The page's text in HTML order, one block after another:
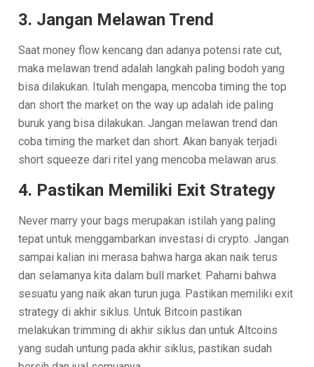
3. Jangan Melawan Trend
Saat money flow kencang dan adanya potensi rate cut,
maka melawan trend adalah langkah paling bodoh yang
bisa dilakukan. Itulah mengapa, mencoba timing the top
dan short the market on the way up adalah ide paling
buruk yang bisa dilakukan. Jangan melawan trend dan
coba timing the market dan short. Akan banyak terjadi
short squeeze dari ritel yang mencoba melawan arus.
4. Pastikan Memiliki Exit Strategy
Never marry your bags merupakan istilah yang paling
tepat untuk menggambarkan investasi di crypto. Jangan
sampai kalian ini merasa bahwa harga akan naik terus
dan selamanya kita dalam bull market. Pahami bahwa
sesuatu yang naik akan turun juga. Pastikan memiliki exit
strategy di akhir siklus. Untuk Bitcoin pastikan
melakukan trimming di akhir siklus dan untuk Altcoins
yang sudah untung pada akhir siklus, pastikan sudah